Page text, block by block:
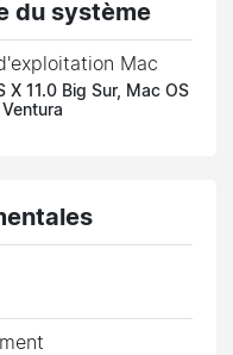
du système
Mac
X 11.0 Big Sur, Mac OS